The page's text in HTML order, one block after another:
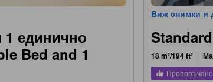
1 единично
Bed and 1
Виж снимки и
18 m²/194 ft²
Препоръчано